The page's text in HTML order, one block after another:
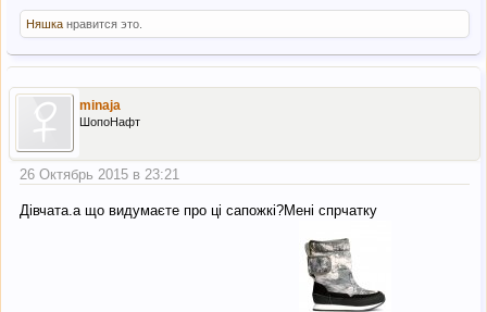
Няшка нравится это.
minaja
ШопоНафт
26 Октябрь 2015 в 23:21
Дівчата.а що видумаєте про ці сапожкі?Мені спрчатку